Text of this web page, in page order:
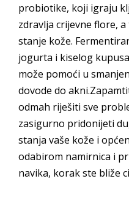
probiotike, koji igraju
zdravlja crijevne flore,
stanje kože.
jogurta i kiselog
može pomoći u
dovode do
odmah riješiti sve
zasigurno pridonijeti
stanja vaše kože i
odabirom namirnica i
navika, korak ste bliže